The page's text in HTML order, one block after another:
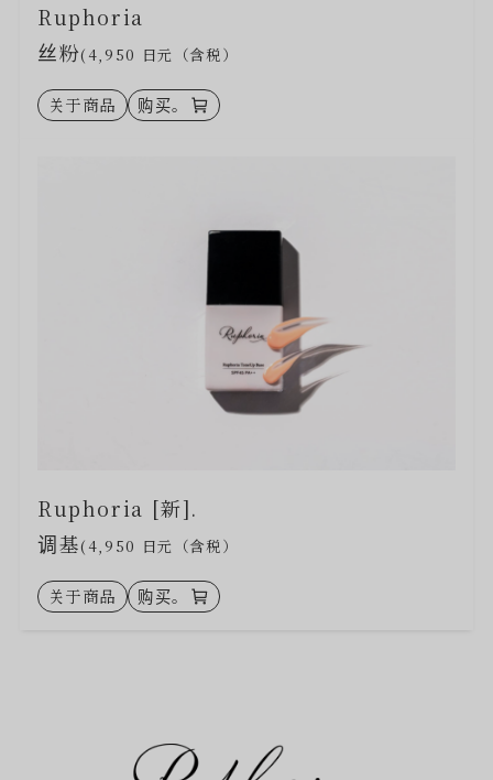
Ruphoria
丝粉(4,950 日元（含税）
关于商品 购买。
Ruphoria [新].
调基(4,950 日元（含税）
关于商品 购买。